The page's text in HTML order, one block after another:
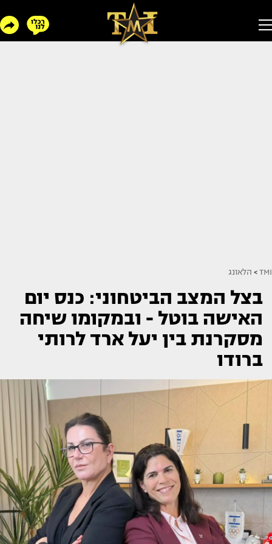
TMI
> הלאונג
בצל המצב הביטחוני: כנס יום
האישה בוטל - ובמקומו שיחה
מסקרנת בין יעל ארד לרותי
ברודו